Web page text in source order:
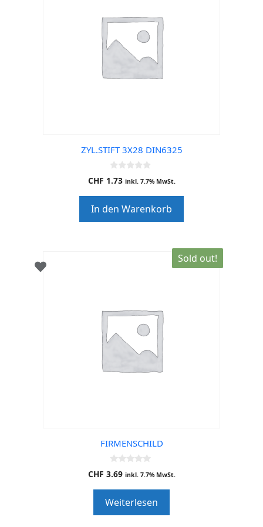
ZYL.STIFT 3X28 DIN6325
0
o
o
f
5
CHF 1.73 inkl. 7.7% MwSt.
In den Warenkorb
Sold out!
FIRMENSCHILD
0
o
o
f
5
CHF 3.69 inkl. 7.7% MwSt.
Weiterlesen